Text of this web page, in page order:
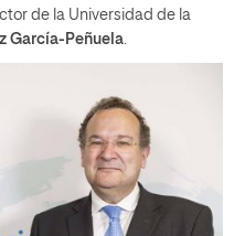
de la Universidad de la
García-Peñuela.